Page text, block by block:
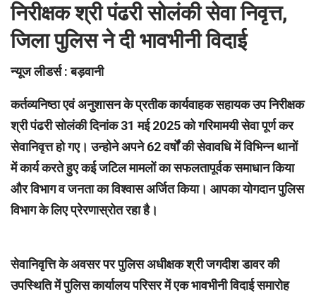
निरीक्षक श्री पंढरी सोलंकी सेवा निवृत्त,
जिला पुलिस ने दी भावभीनी विदाई
न्यूज लीडर्स : बड़वानी
कर्तव्यनिष्ठा एवं अनुशासन के प्रतीक कार्यवाहक सहायक उप निरीक्षक
श्री पंढरी सोलंकी दिनांक 31 मई 2025 को गरिमामयी सेवा पूर्ण कर
सेवानिवृत्त हो गए। उन्होने अपने 62 वर्षों की सेवावधि में विभिन्न थानों
में कार्य करते हुए कई जटिल मामलों का सफलतापूर्वक समाधान किया
और विभाग व जनता का विश्वास अर्जित किया। आपका योगदान पुलिस
विभाग के लिए प्रेरणास्रोत रहा है।
सेवानिवृत्ति के अवसर पर पुलिस अधीक्षक श्री जगदीश डावर की
उपस्थिति में पुलिस कार्यालय परिसर में एक भावभीनी विदाई समारोह